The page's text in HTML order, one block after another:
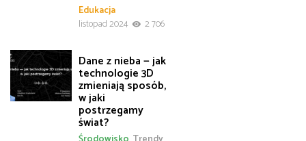
Edukacja
listopad 2024
2 706
Dane z nieba — jak
technologie 3D
zmieniają sposób,
w jaki
postrzegamy
świat?